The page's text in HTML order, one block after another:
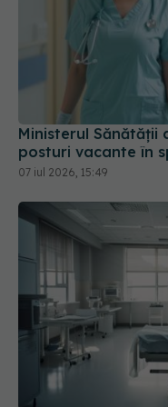
Ministerul Sănătății
posturi vacante în
07 iul 2026, 15:49
Cseke Attila, anunț
din țară